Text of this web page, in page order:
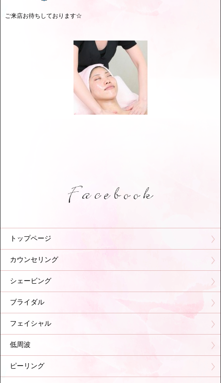
ご来店お待ちしております☆
トップページ
カウンセリング
シェービング
ブライダル
フェイシャル
低周波
ピーリング